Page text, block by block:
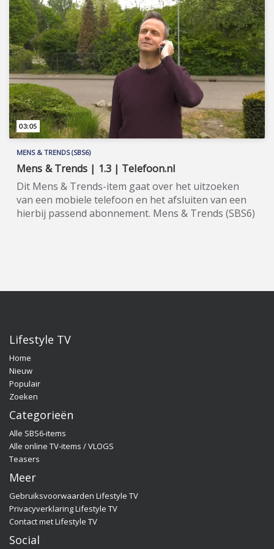
alle huisdierenliefhebbers in huisdierenland
Nederland. Wil je de hele aflevering bekijken of meer
weten over de deelnemers/sponsoren van
Huisdieren TV, ga dan naar de officiële programma-
website: www.sbs6.nl/huisdierentv.
MENS & TRENDS (SBS6)
Mens & Trends | 1.3 | Telefoon.nl
Dit Mens & Trends-item gaat over het uitzoeken
van een mobiele telefoon en het afsluiten van een
hierbij passend abonnement. Mens & Trends (SBS6)
www.sbs6.nl/mensentrends.
03:05
Lifestyle TV
Home
Nieuw
Populair
Zoeken
Categorieën
Alle SBS6-items
Alle online TV-items / VLOGS
Teasers
Meer
Gebruiksvoorwaarden Lifestyle TV
Privacyverklaring Lifestyle TV
Contact met Lifestyle TV
Social